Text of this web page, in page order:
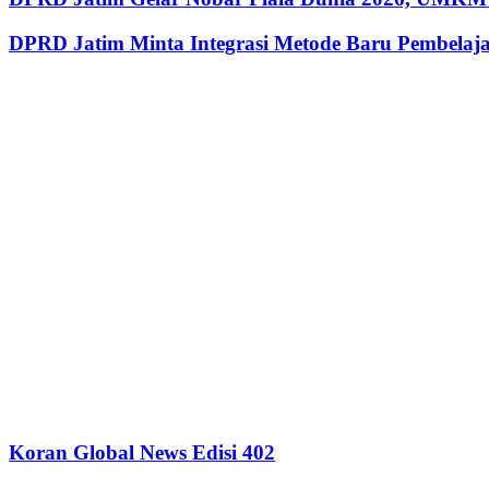
DPRD Jatim Minta Integrasi Metode Baru
Koran Global News Edisi 402